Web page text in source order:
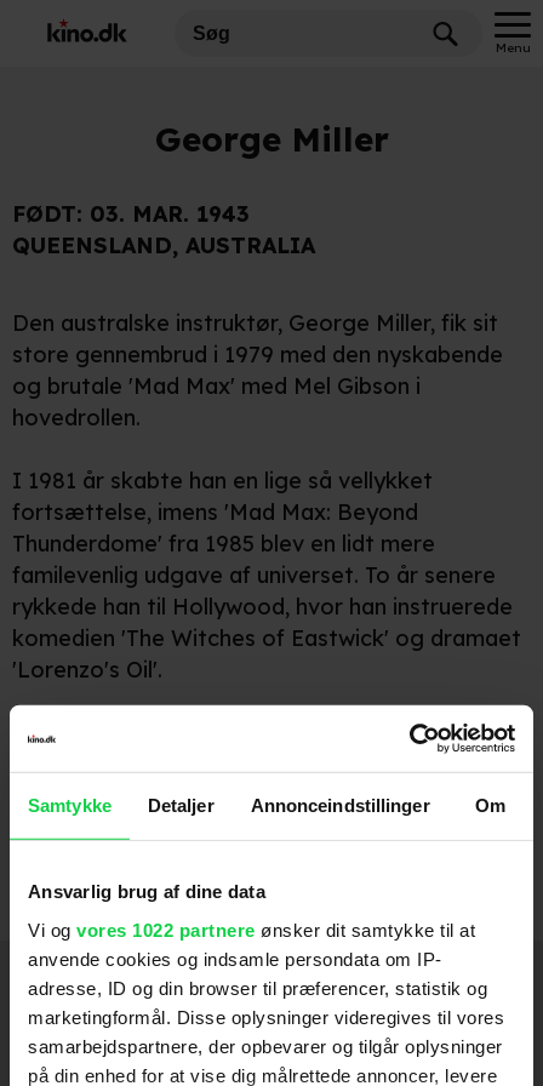
Samtykke Detaljer Annonceindstillinger Om
Ansvarlig brug af dine data
Vi og vores 1022 partnere ønsker dit samtykke til at
anvende cookies og indsamle persondata om IP-
adresse, ID og din browser til præferencer, statistik og
marketingformål. Disse oplysninger videregives til vores
samarbejdspartnere, der opbevarer og tilgår oplysninger
på din enhed for at vise dig målrettede annoncer, levere
Menu
George Miller
FØDT: 03. MAR. 1943
QUEENSLAND, AUSTRALIA
Den australske instruktør, George Miller, fik sit
store gennembrud i 1979 med den nyskabende
og brutale 'Mad Max' med Mel Gibson i
hovedrollen.
I 1981 år skabte han en lige så vellykket
fortsættelse, imens 'Mad Max: Beyond
Thunderdome' fra 1985 blev en lidt mere
familevenlig udgave af universet. To år senere
rykkede han til Hollywood, hvor han instruerede
komedien 'The Witches of Eastwick' og dramaet
'Lorenzo's Oil'.
Den selektive instruktør vendte først tilbage i
på otte år stod han bag animationsfilmen 'Happy
den fjerde film om Mad Max.
Medvirker
Another Happy Day